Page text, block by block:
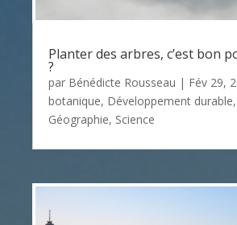
Planter des arbres, c’est bon
?
par Bénédicte Rousseau | Fév 29,
botanique, Développement durable,
Géographie, Science